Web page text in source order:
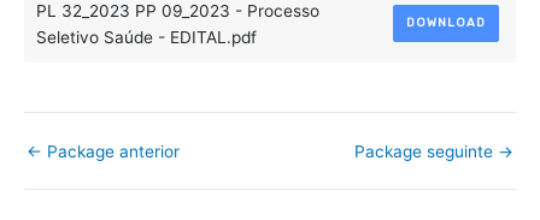
PL 32_2023 PP 09_2023 - Processo
Seletivo Saúde - EDITAL.pdf
DOWNLOAD
← Package anterior Package seguinte →